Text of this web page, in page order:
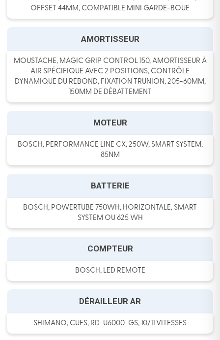
OFFSET 44MM, COMPATIBLE MINI GARDE-BOUE
AMORTISSEUR
MOUSTACHE, MAGIC GRIP CONTROL 150, AMORTISSEUR À
AIR SPÉCIFIQUE AVEC 2 POSITIONS, CONTRÔLE
DYNAMIQUE DU REBOND, FIXATION TRUNION, 205-60MM,
150MM DE DÉBATTEMENT
MOTEUR
BOSCH, PERFORMANCE LINE CX, 250W, SMART SYSTEM,
85NM
BATTERIE
BOSCH, POWERTUBE 750WH, HORIZONTALE, SMART
SYSTEM OU 625 WH
COMPTEUR
BOSCH, LED REMOTE
DÉRAILLEUR AR
SHIMANO, CUES, RD-U6000-GS, 10/11 VITESSES